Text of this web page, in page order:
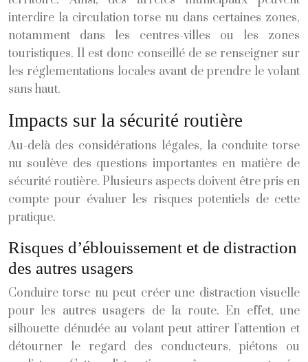
interdire la circulation torse nu dans certaines zones,
notamment dans les centres-villes ou les zones
touristiques. Il est donc conseillé de se renseigner sur
les réglementations locales avant de prendre le volant
sans haut.
Impacts sur la sécurité routière
Au-delà des considérations légales, la conduite torse
nu soulève des questions importantes en matière de
sécurité routière. Plusieurs aspects doivent être pris en
compte pour évaluer les risques potentiels de cette
pratique.
Risques d’éblouissement et de distraction
des autres usagers
Conduire torse nu peut créer une distraction visuelle
pour les autres usagers de la route. En effet, une
silhouette dénudée au volant peut attirer l’attention et
détourner le regard des conducteurs, piétons ou